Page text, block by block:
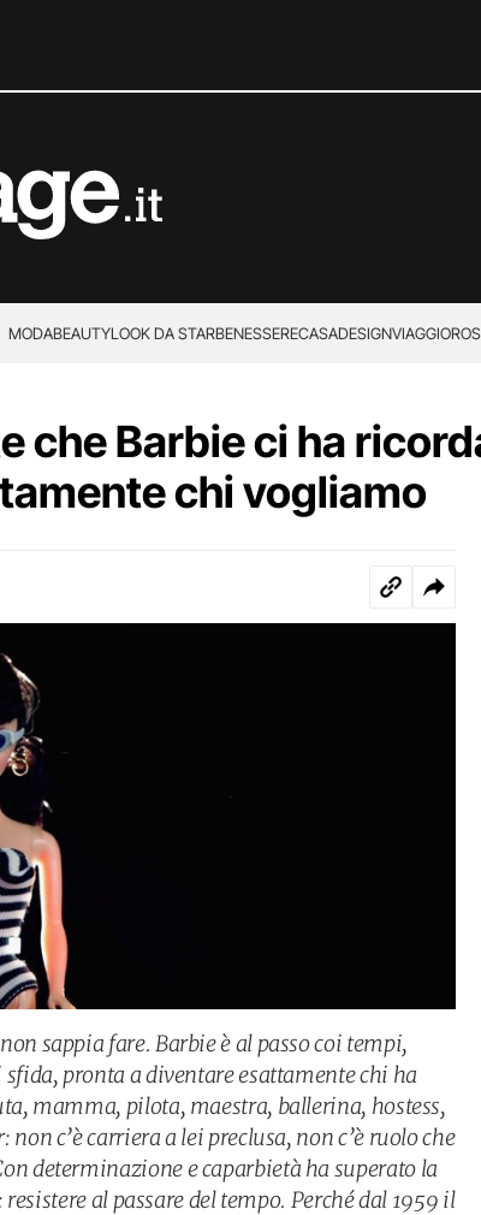
MODABEAUTYLOOK DA STARBENESSERECASADESIGNVIAGGI
che Barbie ci ha
chi vogliamo
sappia fare. Barbie è al passo coi tempi,
pronta a diventare esattamente chi ha
mamma, pilota, maestra, ballerina, hostess,
c’è carriera a lei preclusa, non c’è ruolo che
determinazione e caparbietà ha superato la
al passare del tempo. Perché dal 1959 il